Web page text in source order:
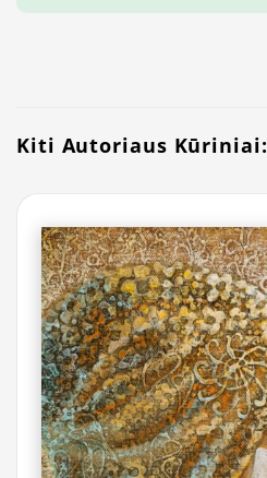
Kiti Autoriaus Kūriniai: